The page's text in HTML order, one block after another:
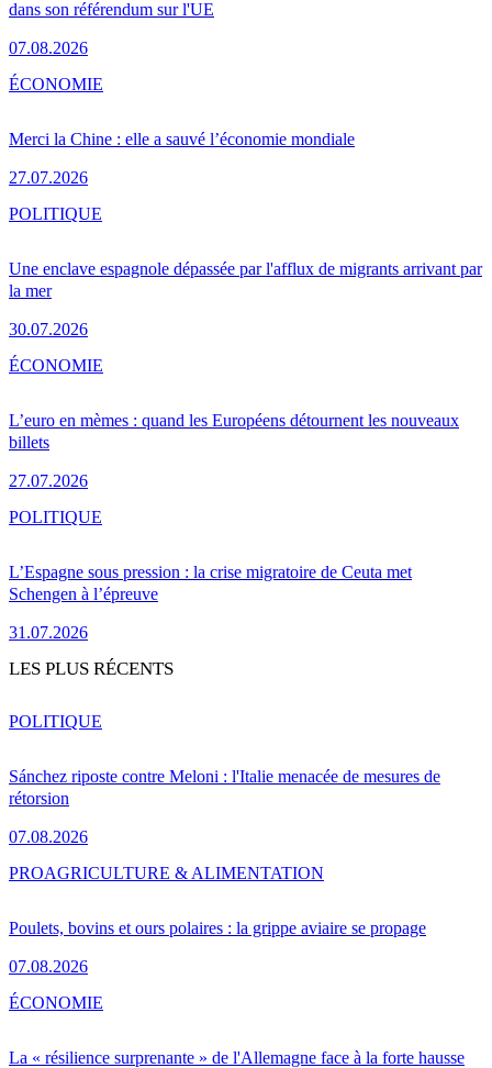
dans son référendum sur l'UE
07.08.2026
Merci la Chine : elle a sauvé l’économie mondiale
27.07.2026
ÉCONOMIE
Une enclave espagnole dépassée par l'afflux de migrants arrivant par
la mer
30.07.2026
POLITIQUE
L’euro en mèmes : quand les Européens détournent les nouveaux
billets
27.07.2026
ÉCONOMIE
L’Espagne sous pression : la crise migratoire de Ceuta met
Schengen à l’épreuve
31.07.2026
POLITIQUE
LES PLUS RÉCENTS
Sánchez riposte contre Meloni : l'Italie menacée de mesures de
rétorsion
07.08.2026
POLITIQUE
Poulets, bovins et ours polaires : la grippe aviaire se propage
07.08.2026
PROAGRICULTURE & ALIMENTATION
La « résilience surprenante » de l'Allemagne face à la forte hausse
ÉCONOMIE